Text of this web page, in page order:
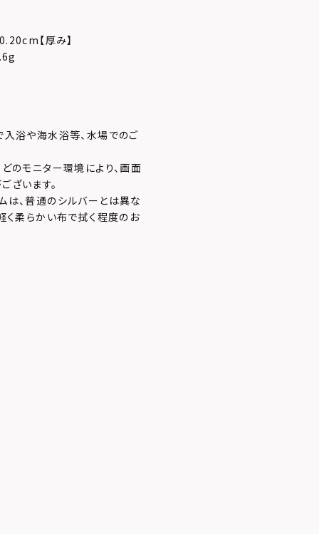
【厚み】
浴や海水浴等、水場でのご
のモニター環境により、画面
ざいます。
、普通のシルバーとは異な
く柔らかい布で拭く程度のお